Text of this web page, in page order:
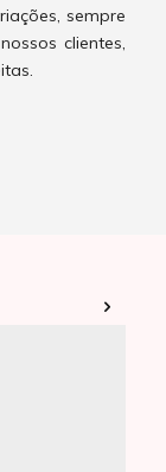
sempre
clientes,